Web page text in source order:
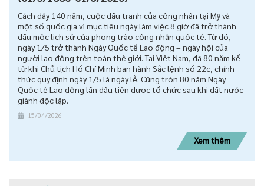
Cách đây 140 năm, cuộc đấu tranh của công nhân tại Mỹ và
một số quốc gia vì mục tiêu ngày làm việc 8 giờ đã trở thành
dấu mốc lịch sử của phong trào công nhân quốc tế. Từ đó,
ngày 1/5 trở thành Ngày Quốc tế Lao động – ngày hội của
người lao động trên toàn thế giới. Tại Việt Nam, đã 80 năm kể
từ khi Chủ tịch Hồ Chí Minh ban hành Sắc lệnh số 22c, chính
thức quy định ngày 1/5 là ngày lễ. Cũng tròn 80 năm Ngày
Quốc tế Lao động lần đầu tiên được tổ chức sau khi đất nước
giành độc lập.
15/04/2026
Xem thêm